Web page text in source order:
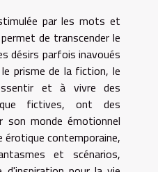
par les mots et
de transcender le
désirs parfois inavoués
prisme de la fiction, le
et à vivre des
fictives, ont des
son monde émotionnel
contemporaine,
et scénarios,